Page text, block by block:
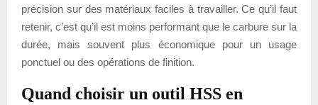
précision sur des matériaux faciles à travailler. Ce qu’il faut
retenir, c’est qu’il est moins performant que le carbure sur la
durée, mais souvent plus économique pour un usage
ponctuel ou des opérations de finition.
Quand choisir un outil HSS en